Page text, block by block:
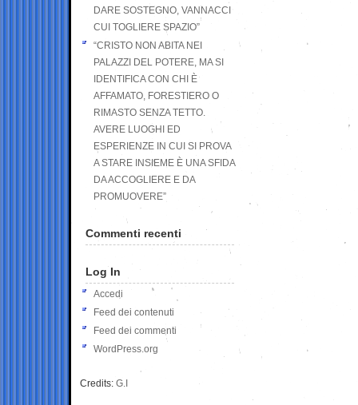
DARE SOSTEGNO, VANNACCI
CUI TOGLIERE SPAZIO”
“CRISTO NON ABITA NEI
PALAZZI DEL POTERE, MA SI
IDENTIFICA CON CHI È
AFFAMATO, FORESTIERO O
RIMASTO SENZA TETTO.
AVERE LUOGHI ED
ESPERIENZE IN CUI SI PROVA
A STARE INSIEME È UNA SFIDA
DA ACCOGLIERE E DA
PROMUOVERE”
Commenti recenti
Log In
Accedi
Feed dei contenuti
Feed dei commenti
WordPress.org
Credits: G.I